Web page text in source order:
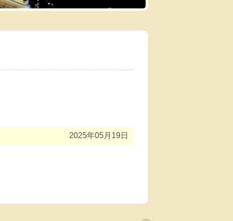
2025年05月19日